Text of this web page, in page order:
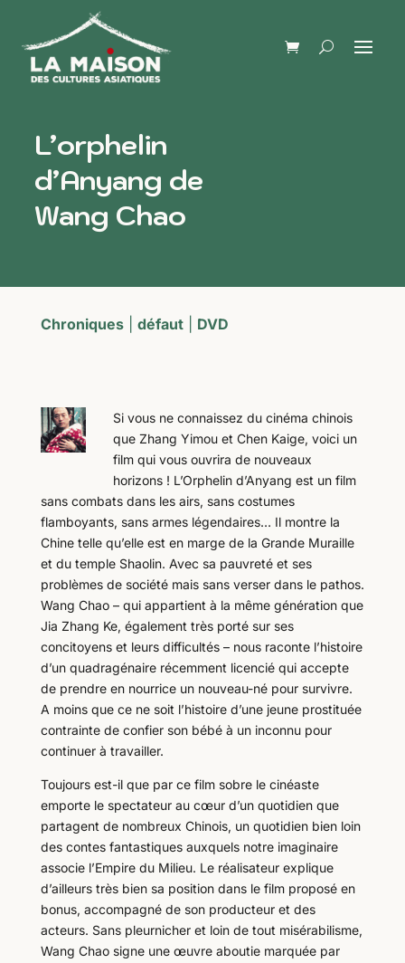
L’orphelin
d’Anyang de
Wang Chao
Chroniques| défaut| DVD
Si vous ne connaissez du cinéma chinois
que Zhang Yimou et Chen Kaige, voici un
film qui vous ouvrira de nouveaux
horizons ! L’Orphelin d’Anyang est un film
sans combats dans les airs, sans costumes
flamboyants, sans armes légendaires… Il montre la
Chine telle qu’elle est en marge de la Grande Muraille
et du temple Shaolin. Avec sa pauvreté et ses
problèmes de société mais sans verser dans le pathos.
Wang Chao – qui appartient à la même génération que
Jia Zhang Ke, également très porté sur ses
concitoyens et leurs difficultés – nous raconte l’histoire
d’un quadragénaire récemment licencié qui accepte
de prendre en nourrice un nouveau-né pour survivre.
A moins que ce ne soit l’histoire d’une jeune prostituée
contrainte de confier son bébé à un inconnu pour
continuer à travailler.
Toujours est-il que par ce film sobre le cinéaste
emporte le spectateur au cœur d’un quotidien que
partagent de nombreux Chinois, un quotidien bien loin
des contes fantastiques auxquels notre imaginaire
associe l’Empire du Milieu. Le réalisateur explique
d’ailleurs très bien sa position dans le film proposé en
bonus, accompagné de son producteur et des
acteurs. Sans pleurnicher et loin de tout misérabilisme,
Wang Chao signe une œuvre aboutie marquée par